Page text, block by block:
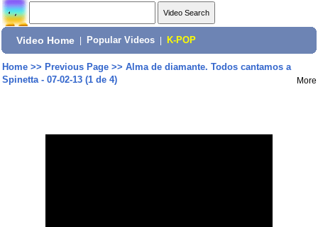
Video Home Popular Videos K-POP
Home>> Previous Page>> Alma de diamante. Todos cantamos a
Spinetta - 07-02-13 (1 de 4)
More